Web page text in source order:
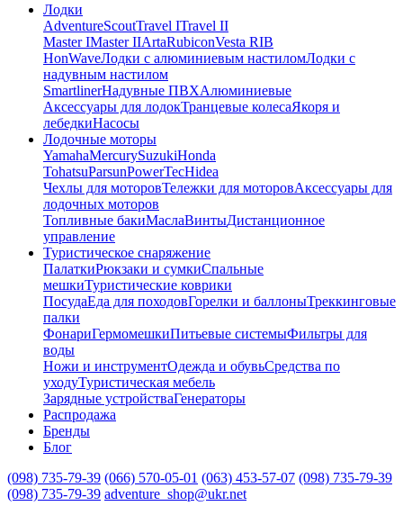
Лодки
AdventureScoutTravel ITravel II
Master IMaster IIArtaRubiconVesta RIB
HonWaveЛодки с алюминиевым настиломЛодки с
надувным настилом
SmartlinerНадувные ПВХАлюминиевые
Аксессуары для лодокТранцевые колесаЯкоря и
лебедкиНасосы
Лодочные моторы
YamahaMercurySuzukiHonda
TohatsuParsunPowerTecHidea
Чехлы для моторовТележки для моторовАксессуары для
лодочных моторов
Топливные бакиМаслаВинтыДистанционное
управление
Туристическое снаряжение
ПалаткиРюкзаки и сумкиСпальные
мешкиТуристические коврики
ПосудаЕда для походовГорелки и баллоныТреккинговые
палки
ФонариГермомешкиПитьевые системыФильтры для
воды
Ножи и инструментОдежда и обувьСредства по
уходуТуристическая мебель
Зарядные устройстваГенераторы
Распродажа
Бренды
Блог
(098) 735-79-39 (066) 570-05-01 (063) 453-57-07 (098) 735-79-39
(098) 735-79-39 adventure_shop@ukr.net